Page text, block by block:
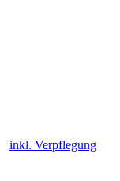
inkl. Verpflegung